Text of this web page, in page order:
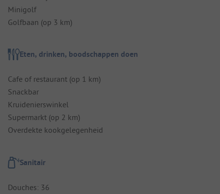
Minigolf
Golfbaan (op 3 km)
Eten, drinken, boodschappen doen
Cafe of restaurant (op 1 km)
Snackbar
Kruidenierswinkel
Supermarkt (op 2 km)
Overdekte kookgelegenheid
Sanitair
Douches: 36